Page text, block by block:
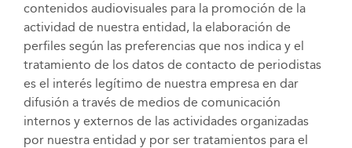
contenidos audiovisuales para la promoción de la
actividad de nuestra entidad, la elaboración de
perfiles según las preferencias que nos indica y el
tratamiento de los datos de contacto de periodistas
es el interés legítimo de nuestra empresa en dar
difusión a través de medios de comunicación
internos y externos de las actividades organizadas
por nuestra entidad y por ser tratamientos para el